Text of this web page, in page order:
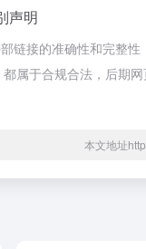
声明
链接的准确性和完整
属于合规合法，后期
本文地址